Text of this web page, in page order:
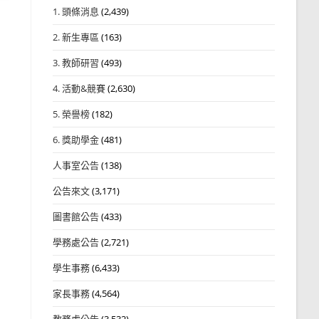
1. 頭條消息 (2,439)
2. 新生專區 (163)
3. 教師研習 (493)
4. 活動&競賽(2,630)
5. 榮譽榜(182)
6. 獎助學金(481)
人事室公告(138)
公告來文(3,171)
圖書館公告(433)
學務處公告(2,721)
學生事務(6,433)
家長事務(4,564)